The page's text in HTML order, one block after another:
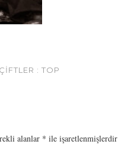
: TOP
alanlar * ile işaretlenmişlerdir